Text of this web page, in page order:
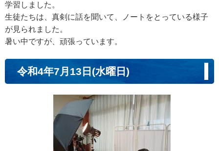
学習しました。
生徒たちは、真剣に話を聞いて、ノートをとっている様子
が見られました。
暑い中ですが、頑張っています。
令和4年7月13日(水曜日)